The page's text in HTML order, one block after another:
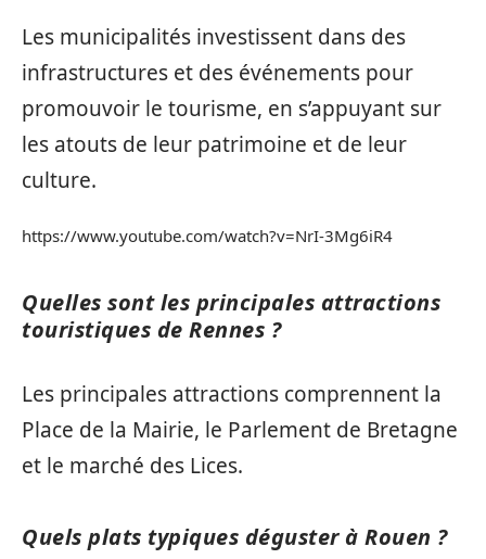
Les municipalités investissent dans des
infrastructures et des événements pour
promouvoir le tourisme, en s’appuyant sur
les atouts de leur patrimoine et de leur
culture.
https://www.youtube.com/watch?v=NrI-3Mg6iR4
Quelles sont les principales attractions
touristiques de Rennes ?
Les principales attractions comprennent la
Place de la Mairie, le Parlement de Bretagne
et le marché des Lices.
Quels plats typiques déguster à Rouen ?